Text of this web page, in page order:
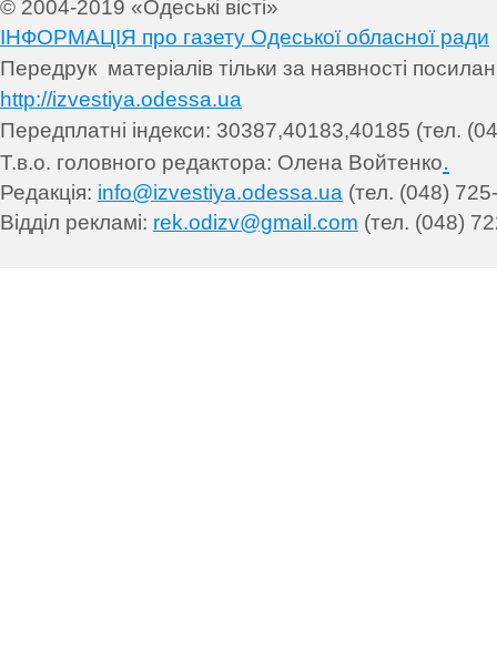
© 2004-2019 «Одеські вісті»
ІНФОРМАЦІЯ про газету Одеської обласної ради
Передрук матеріалів тільки за наявності
http://izvestiya.odessa.ua
Передплатні індекси: 30387,40183,40185 (тел.
Т.в.о. головного редактора: Олена Войтенко.
Редакція: info@izvestiya.odessa.ua (тел. (048)
Відділ рекламі: rek.odizv@gmail.com (тел. (048)